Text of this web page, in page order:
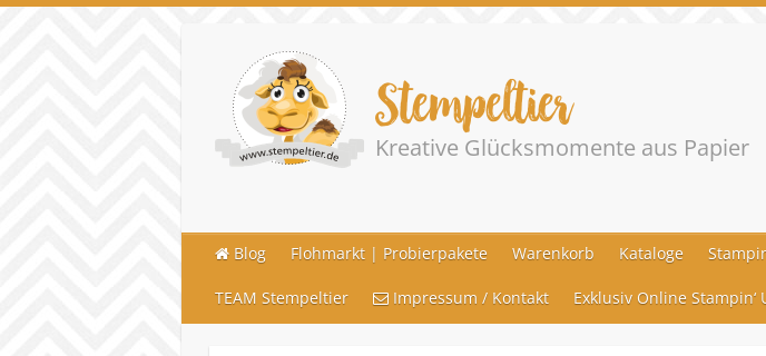
Stempeltier
Kreative Glücksmomente aus Papier
Blog Flohmarkt | Probierpakete Warenkorb Kataloge
TEAM Stempeltier Impressum / Kontakt Exklusiv Online Stampin‘